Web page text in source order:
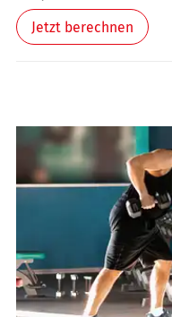
Jetzt berechnen